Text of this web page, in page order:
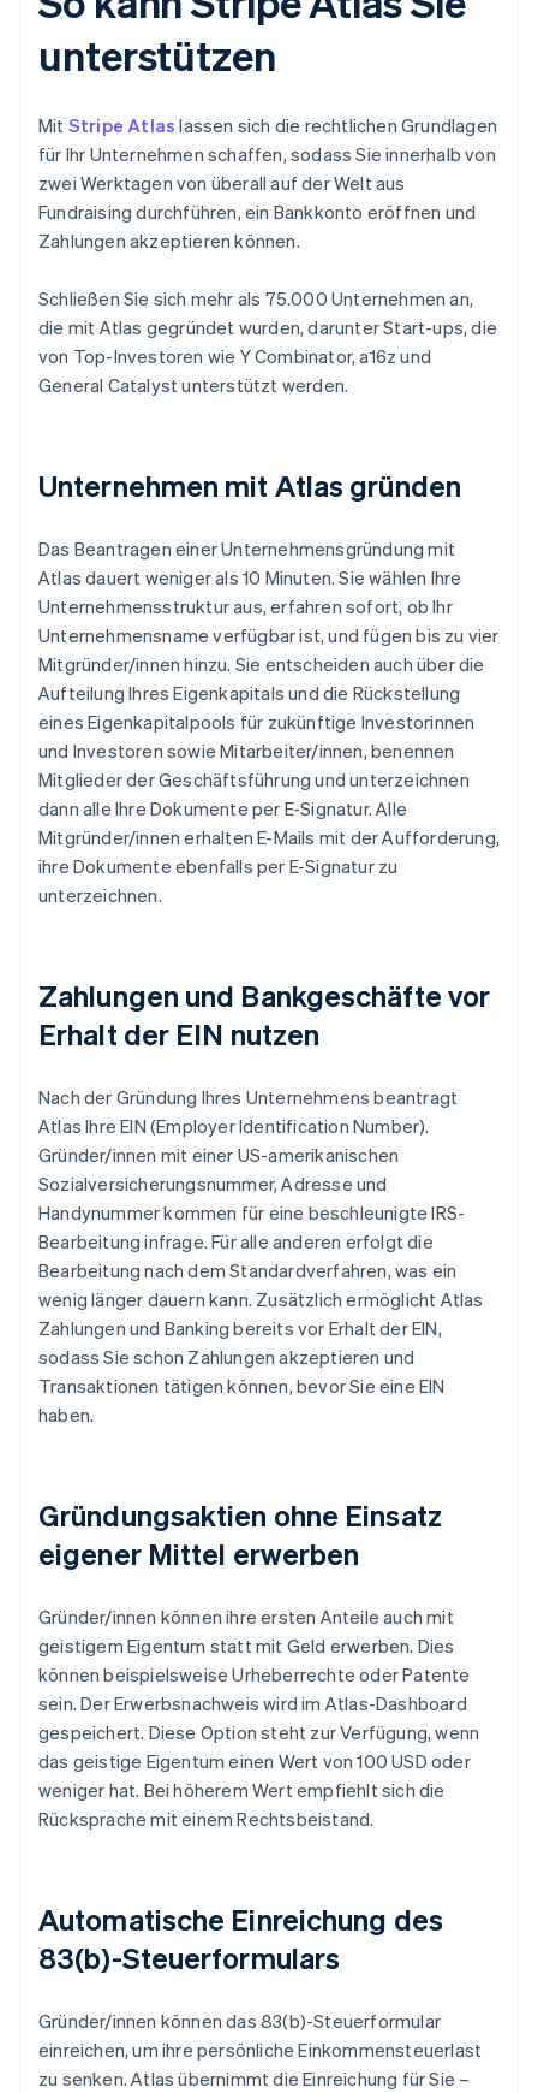
unterstützen
Mit Stripe Atlas lassen sich die rechtlichen Grundlagen
für Ihr Unternehmen schaffen, sodass Sie innerhalb von
zwei Werktagen von überall auf der Welt aus
Fundraising durchführen, ein Bankkonto eröffnen und
Zahlungen akzeptieren können.
Schließen Sie sich mehr als 75.000 Unternehmen an,
die mit Atlas gegründet wurden, darunter Start-ups, die
von Top-Investoren wie Y Combinator, a16z und
General Catalyst unterstützt werden.
Unternehmen mit Atlas gründen
Das Beantragen einer Unternehmensgründung mit
Atlas dauert weniger als 10 Minuten. Sie wählen Ihre
Unternehmensstruktur aus, erfahren sofort, ob Ihr
Unternehmensname verfügbar ist, und fügen bis zu vier
Mitgründer/innen hinzu. Sie entscheiden auch über die
Aufteilung Ihres Eigenkapitals und die Rückstellung
eines Eigenkapitalpools für zukünftige Investorinnen
und Investoren sowie Mitarbeiter/innen, benennen
Mitglieder der Geschäftsführung und unterzeichnen
dann alle Ihre Dokumente per E-Signatur. Alle
Mitgründer/innen erhalten E-Mails mit der Aufforderung,
ihre Dokumente ebenfalls per E-Signatur zu
unterzeichnen.
Zahlungen und Bankgeschäfte vor
Erhalt der EIN nutzen
Nach der Gründung Ihres Unternehmens beantragt
Atlas Ihre EIN (Employer Identification Number).
Gründer/innen mit einer US-amerikanischen
Sozialversicherungsnummer, Adresse und
Handynummer kommen für eine beschleunigte IRS-
Bearbeitung infrage. Für alle anderen erfolgt die
Bearbeitung nach dem Standardverfahren, was ein
wenig länger dauern kann. Zusätzlich ermöglicht Atlas
Zahlungen und Banking bereits vor Erhalt der EIN,
sodass Sie schon Zahlungen akzeptieren und
Transaktionen tätigen können, bevor Sie eine EIN
haben.
Gründungsaktien ohne Einsatz
eigener Mittel erwerben
Gründer/innen können ihre ersten Anteile auch mit
geistigem Eigentum statt mit Geld erwerben. Dies
können beispielsweise Urheberrechte oder Patente
sein. Der Erwerbsnachweis wird im Atlas-Dashboard
gespeichert. Diese Option steht zur Verfügung, wenn
das geistige Eigentum einen Wert von 100 USD oder
weniger hat. Bei höherem Wert empfiehlt sich die
Rücksprache mit einem Rechtsbeistand.
Automatische Einreichung des
83(b)-Steuerformulars
Gründer/innen können das 83(b)-Steuerformular
einreichen, um ihre persönliche Einkommensteuerlast
zu senken. Atlas übernimmt die Einreichung für Sie –